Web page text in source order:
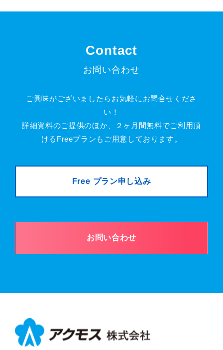
Contact
お問い合わせ
ご興味がございましたらお気軽にお問合せくださ
い！
詳細資料のご提供のほか、２ヶ月間無料でご利用頂
けるFreeプランもご用意しております。
Free プラン申し込み
お問い合わせ